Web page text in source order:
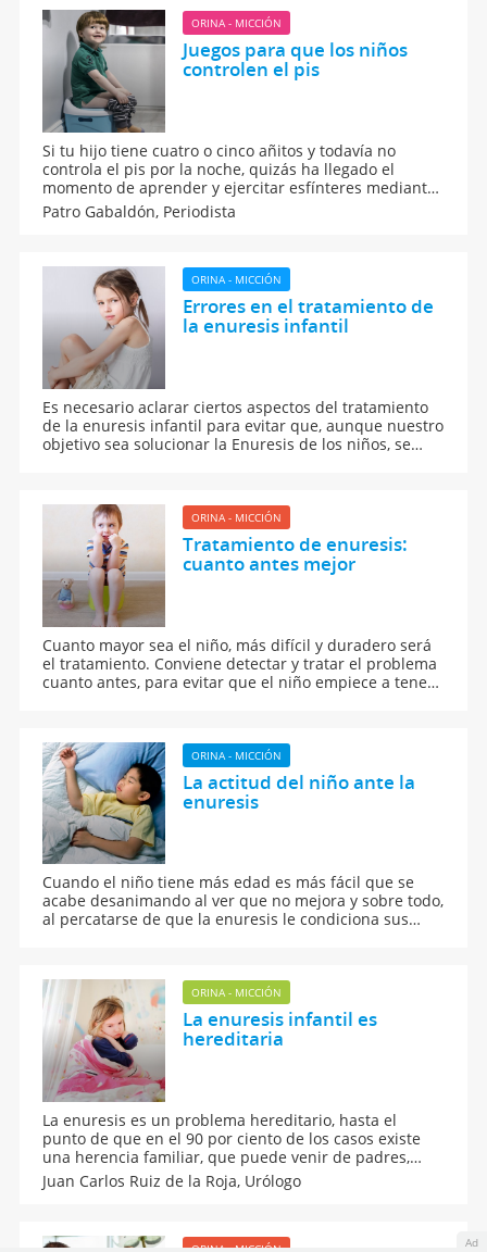
ORINA - MICCIÓN
Juegos para que los niños
controlen el pis
Si tu hijo tiene cuatro o cinco añitos y todavía no
controla el pis por la noche, quizás ha llegado el
momento de aprender y ejercitar esfínteres mediante
el juego. Te damos algunos trucos para que los padres
enseñen a sus hijos a controlar la orina, de una forma
Patro Gabaldón, Periodista
ORINA - MICCIÓN
Errores en el tratamiento de
la enuresis infantil
Es necesario aclarar ciertos aspectos del tratamiento
de la enuresis infantil para evitar que, aunque nuestro
objetivo sea solucionar la Enuresis de los niños, se
ORINA - MICCIÓN
Tratamiento de enuresis:
cuanto antes mejor
Cuanto mayor sea el niño, más difícil y duradero será
el tratamiento. Conviene detectar y tratar el problema
cuanto antes, para evitar que el niño empiece a tener
ORINA - MICCIÓN
La actitud del niño ante la
enuresis
Cuando el niño tiene más edad es más fácil que se
acabe desanimando al ver que no mejora y sobre todo,
al percatarse de que la enuresis le condiciona sus
ORINA - MICCIÓN
La enuresis infantil es
hereditaria
La enuresis es un problema hereditario, hasta el
punto de que en el 90 por ciento de los casos existe
una herencia familiar, que puede venir de padres,
madres e incluso de familiares cercanos como los tíos.
En el supuesto de que el padre y la madre se hayan
problema y si solo el padre o la madre se han orinado,
Juan Carlos Ruiz de la Roja, Urólogo
Ad